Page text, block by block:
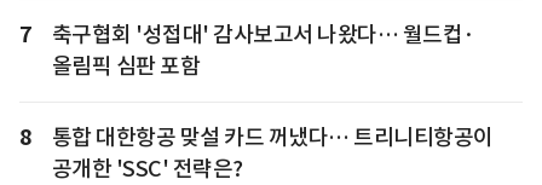
7
축구협회 '성접대' 감사보고서 나왔다… 월드컵·
올림픽 심판 포함
8
통합 대한항공 맞설 카드 꺼냈다… 트리니티항공이
공개한 'SSC' 전략은?